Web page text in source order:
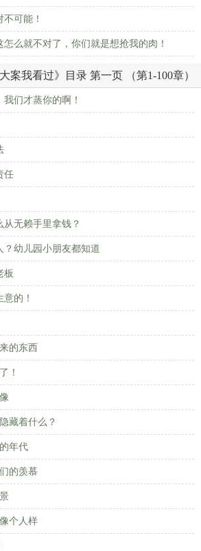
可能！
么就不对了，你们就是想抢我的肉！
案我看过》目录 第一页 （第1-100章）
们才蒸你的啊！
任
无赖手里拿钱？
？幼儿园小朋友都知道
板
的！
的东西
！
藏着什么？
年代
的羡慕
个人样